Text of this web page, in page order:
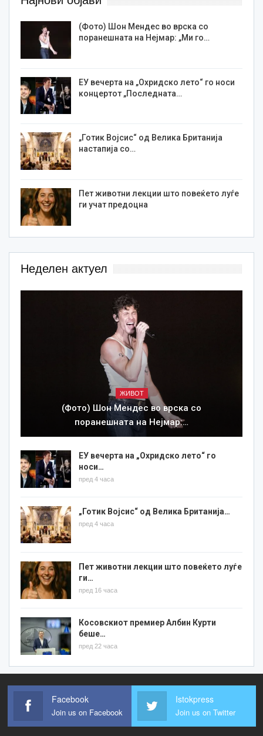
(Фото) Шон Мендес во врска со
поранешната на Нејмар: „Ми го…
ЕУ вечерта на „Охридско лето“ го носи
концертот „Последната…
„Готик Војсис“ од Велика Британија
настапија со…
Пет животни лекции што повеќето луѓе
ги учат предоцна
Неделен актуел
ЖИВОТ
(Фото) Шон Мендес во врска со
поранешната на Нејмар:…
ЕУ вечерта на „Охридско лето“ го
носи…
пред 4 часа
„Готик Војсис“ од Велика Британија…
пред 4 часа
Пет животни лекции што повеќето луѓе
ги…
пред 16 часа
Косовскиот премиер Албин Курти
беше…
пред 22 часа
Facebook
Join us on Facebook
Istokpress
Join us on Twitter